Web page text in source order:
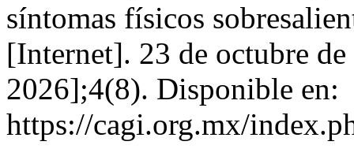
síntomas físicos
[Internet]. 23 de octubre
2026];4(8). Disponible en:
https://cagi.org.mx/